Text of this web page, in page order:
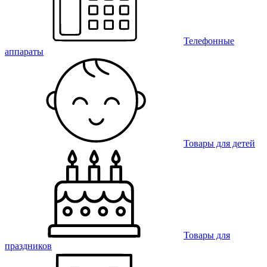
Телефонные
аппараты
Товары для детей
Товары для
праздников